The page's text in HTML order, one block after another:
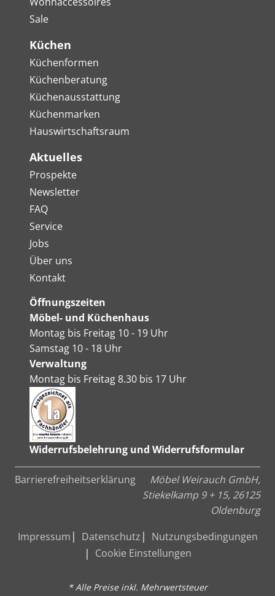
Sale
Küchen
Küchenformen
Küchenberatung
Küchenausstattung
Küchenmarken
Hauswirtschaftsraum
Aktuelles
Prospekte
Newsletter
FAQ
Service
Jobs
Über uns
Kontakt
Öffnungszeiten
Möbel- und Küchenhaus
Montag bis Freitag 10 - 19 Uhr
Samstag 10 - 18 Uhr
Verwaltung
Montag bis Freitag 8.30 bis 17 Uhr
Widerrufsbelehrung und Widerrufsformular
Barrierefreiheitserklärung
Möbel Weirauch GmbH,
Stiekelkamp 9 + 15, 26125
Oldenburg
Impressum
Datenschutz
Nutzungsbedingungen
Cookie Einstellungen
* Alle Preise inkl. Mehrwertsteuer